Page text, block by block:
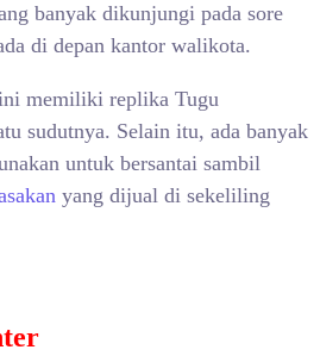
banyak dikunjungi pada sore
di depan kantor walikota.
memiliki replika Tugu
sudutnya. Selain itu, ada banyak
untuk bersantai sambil
yang dijual di sekeliling